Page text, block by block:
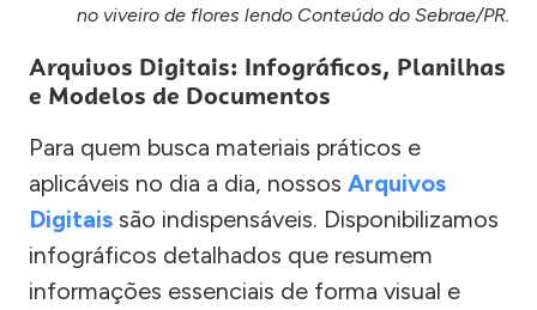
no viveiro de flores lendo Conteúdo do Sebrae/PR.
Arquivos Digitais: Infográficos, Planilhas
e Modelos de Documentos
Para quem busca materiais práticos e
aplicáveis no dia a dia, nossos Arquivos
Digitais são indispensáveis. Disponibilizamos
infográficos detalhados que resumem
informações essenciais de forma visual e